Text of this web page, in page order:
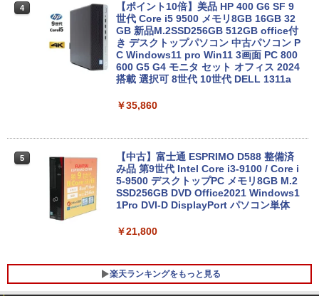
13.3インチ 良品 Lenovo ThinkPad X13
Gen2 Type-20XJ フルHD / Windows11/
高性能 AMD Ryzen 5-5650u/ 16GB/ 爆
速NVMe式256GB-SSD/ カメラ/ 無線Wi-
Fi6/ Office付き/ Win11【中古ノートパソ
料 あす楽対応 当日発送
【中古】【極軽極薄】東芝 dynabook G
83 13.3型FHD(1920x1080)液晶 第11世
代Core i5/ 8GB / SSD256GB / Webカメ
Bluetooth / Win11 Pro搭載 /Office 202
￥38,500
4
【ポイント10倍】美品 HP 400 G6 SF 9
世代 Core i5 9500 メモリ8GB 16GB 32
GB 新品M.2SSD256GB 512GB office付
き デスクトップパソコン 中古パソコン P
C Windows11 pro Win11 3画面 PC 800
600 G5 G4 モニタ セット オフィス 2024
搭載 選択可 8世代 10世代 DELL 1311a
￥35,860
5
【中古】富士通 ESPRIMO D588 整備済
み品 第9世代 Intel Core i3-9100 / Core i
5-9500 デスクトップPC メモリ8GB M.2
SSD256GB DVD Office2021 Windows1
1Pro DVI-D DisplayPort パソコン単体
￥21,800
楽天ランキングをもっと見る